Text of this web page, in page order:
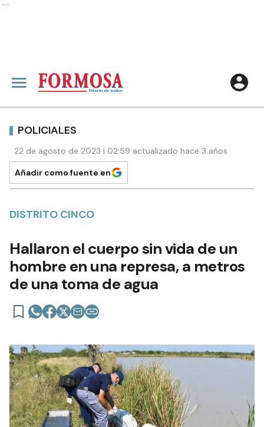
Ads
POLICIALES
22 de agosto de 2023 | 02:59 actualizado hace 3 años
Añadir como fuente en
DISTRITO CINCO
Hallaron el cuerpo sin vida de un
hombre en una represa, a metros
de una toma de agua